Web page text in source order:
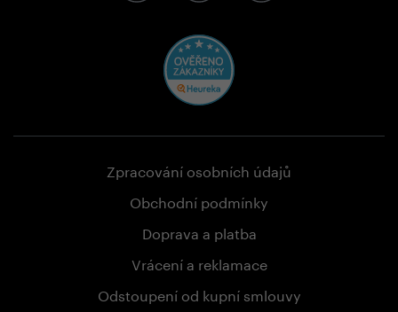
Zpracování osobních údajů
Obchodní podmínky
Doprava a platba
Vrácení a reklamace
Odstoupení od kupní smlouvy